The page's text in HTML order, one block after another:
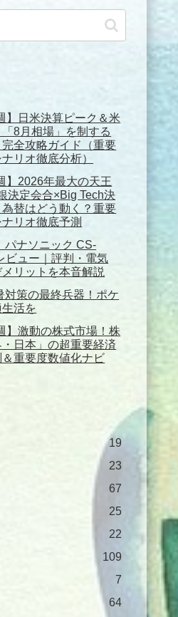
】日米決算ピーク＆米
8月相場」を制する
全攻略ガイド（重要
リオ徹底分析）
】2026年最大の天王
決定会合×Big Tech決
替はどう動く？重要
リオ徹底予測
パナソニック CS-
ビュー｜評判・電気
リットを本音解説
対策の最終兵器！ポケ
活を
】激動の株式市場！株
日本」の超重要経済
重要度数値化ナビ
19
23
67
25
22
109
7
64